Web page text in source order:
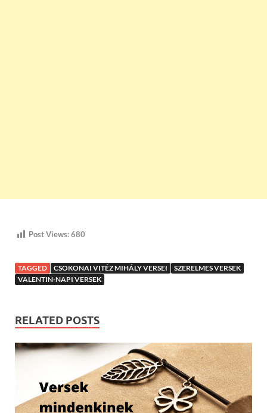
Post Views:680
TAGGED CSOKONAI VITÉZ MIHÁLY VERSEI
SZERELMES VERSEK
VALENTIN-NAPI VERSEK
RELATED POSTS